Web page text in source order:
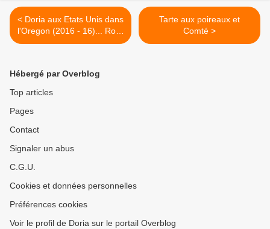
< Doria aux Etats Unis dans
l'Oregon (2016 - 16)... Rock
Creek Trail
Tarte aux poireaux et
Comté >
Hébergé par Overblog
Top articles
Pages
Contact
Signaler un abus
C.G.U.
Cookies et données personnelles
Préférences cookies
Voir le profil de Doria sur le portail Overblog